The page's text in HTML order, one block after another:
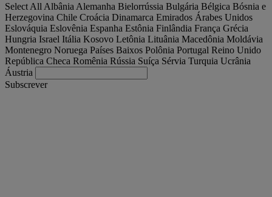
Select All Albânia Alemanha Bielorrússia Bulgária Bélgica Bósnia e
Herzegovina Chile Croácia Dinamarca Emirados Árabes Unidos
Eslováquia Eslovênia Espanha Estônia Finlândia França Grécia
Hungria Israel Itália Kosovo Letônia Lituânia Macedônia Moldávia
Montenegro Noruega Países Baixos Polônia Portugal Reino Unido
República Checa Romênia Rússia Suíça Sérvia Turquia Ucrânia
Áustria
Subscrever